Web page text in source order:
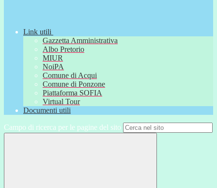
Link utili
Gazzetta Amministrativa
Albo Pretorio
MIUR
NoiPA
Comune di Acqui
Comune di Ponzone
Piattaforma SOFIA
Virtual Tour
Documenti utili
Campo di ricerca per le pagine del sito